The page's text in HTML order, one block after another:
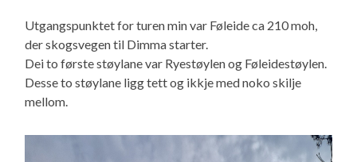
Utgangspunktet for turen min var Føleide ca 210 moh,
der skogsvegen til Dimma starter.
Dei to første støylane var Ryestøylen og Føleidestøylen.
Desse to støylane ligg tett og ikkje med noko skilje
mellom.